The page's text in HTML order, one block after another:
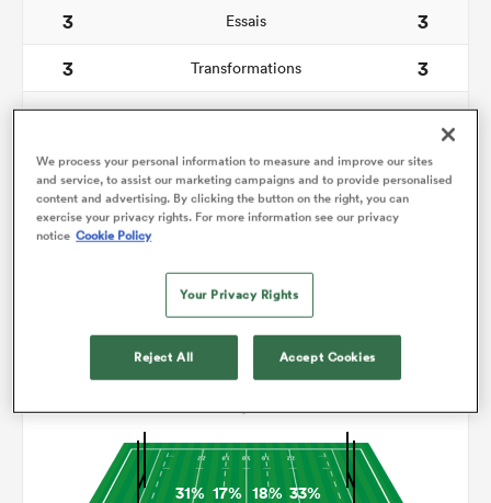
3
Essais
3
3
Transformations
3
0
Drops
0
80
Courses avec ballon
81
3
Franchissements
Turnovers gagnés
31% 17% 18% 33%
We process your personal information to measure and improve our sites
and service, to assist our marketing campaigns and to provide personalised
content and advertising. By clicking the button on the right, you can
exercise your privacy rights. For more information see our privacy
notice Cookie Policy
Your Privacy Rights
Reject All Accept Cookies